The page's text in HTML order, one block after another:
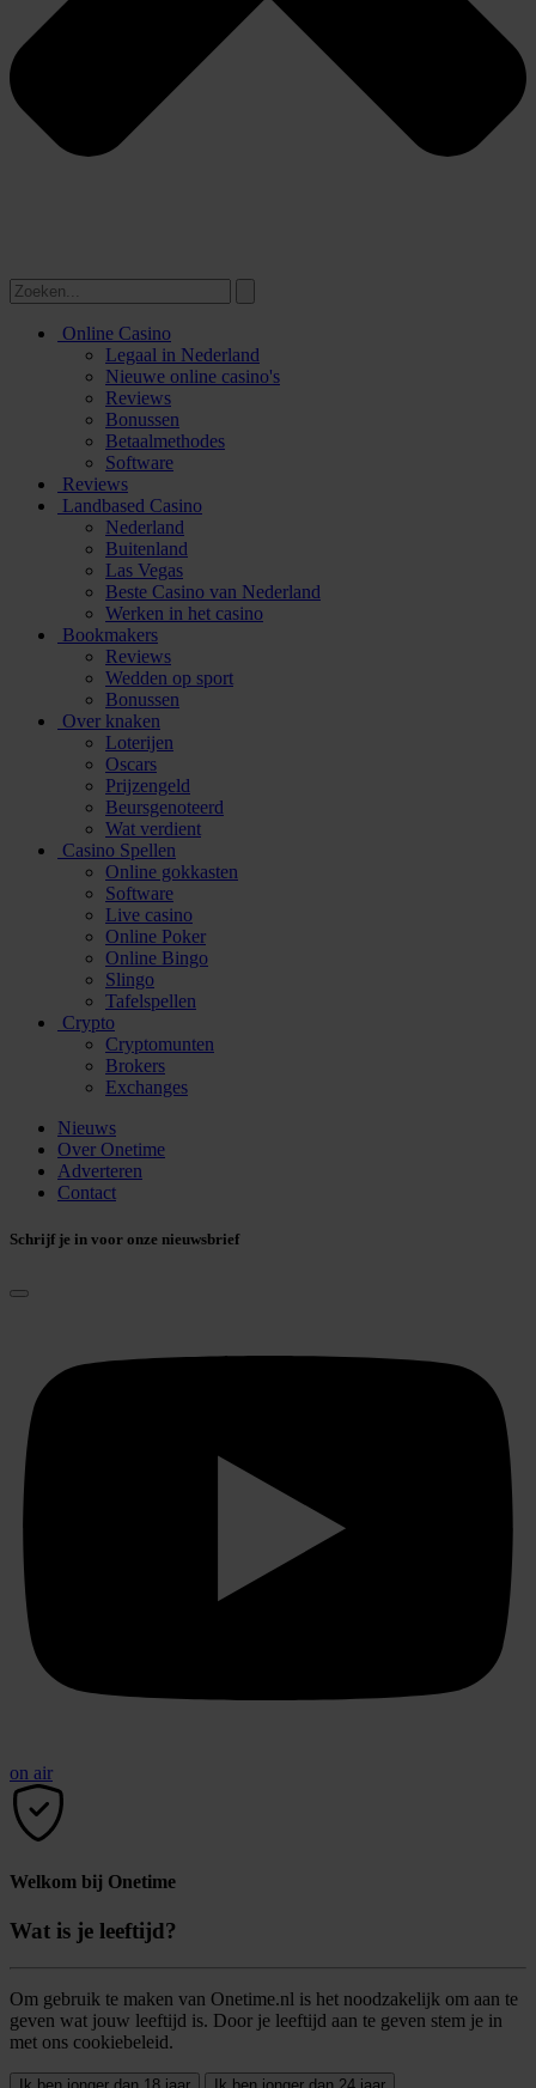
Online Casino
Legaal in Nederland
Nieuwe online casino's
Reviews
Bonussen
Betaalmethodes
Software
Reviews
Landbased Casino
Nederland
Buitenland
Las Vegas
Beste Casino van Nederland
Werken in het casino
Bookmakers
Reviews
Wedden op sport
Bonussen
Over knaken
Loterijen
Oscars
Prijzengeld
Beursgenoteerd
Wat verdient
Casino Spellen
Online gokkasten
Software
Live casino
Online Poker
Online Bingo
Slingo
Tafelspellen
Crypto
Cryptomunten
Brokers
Exchanges
Nieuws
Over Onetime
Adverteren
Contact
Schrijf je in voor onze nieuwsbrief
on air
Welkom bij Onetime
Wat is je leeftijd?
Om gebruik te maken van Onetime.nl is het noodzakelijk om aan te
geven wat jouw leeftijd is. Door je leeftijd aan te geven stem je in
met ons cookiebeleid.